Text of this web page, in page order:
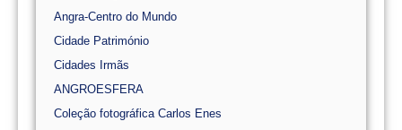
Angra-Centro do Mundo
Cidade Património
Cidades Irmãs
ANGROESFERA
Coleção fotográfica Carlos Enes